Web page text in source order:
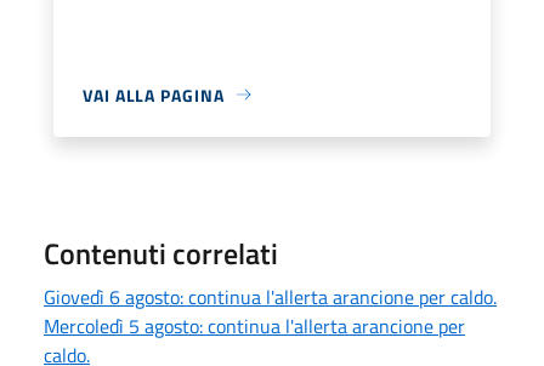
VAI ALLA PAGINA
Contenuti correlati
Giovedì 6 agosto: continua l'allerta arancione per caldo.
Mercoledì 5 agosto: continua l'allerta arancione per
caldo.